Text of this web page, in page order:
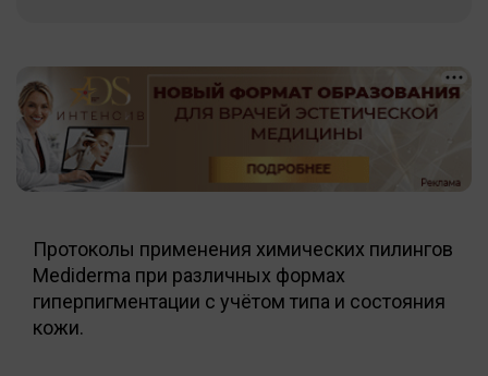
Протоколы применения химических пилингов
Mediderma при различных формах
гиперпигментации с учётом типа и состояния
кожи.